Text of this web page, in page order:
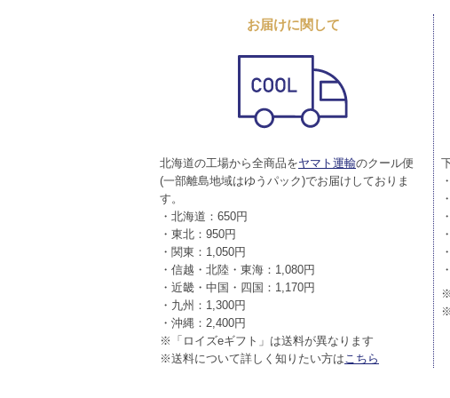
お届けに関して
北海道の工場から全商品をヤマト運輸のクール便
(一部離島地域はゆうパック)でお届けしておりま
す。
・北海道：650円
・東北：950円
・関東：1,050円
・信越・北陸・東海：1,080円
・近畿・中国・四国：1,170円
・九州：1,300円
・沖縄：2,400円
※「ロイズeギフト」は送料が異なります
※送料について詳しく知りたい方はこちら